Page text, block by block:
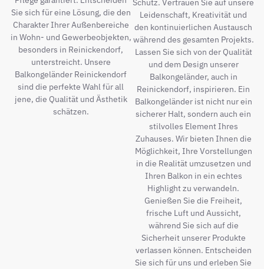
Sie sich für eine Lösung, die den
Charakter Ihrer Außenbereiche
in Wohn- und Gewerbeobjekten,
besonders in Reinickendorf,
unterstreicht. Unsere
Balkongeländer Reinickendorf
sind die perfekte Wahl für all
jene, die Qualität und Ästhetik
schätzen.
Schutz. Vertrauen Sie auf unsere
Leidenschaft, Kreativität und
den kontinuierlichen Austausch
während des gesamten Projekts.
Lassen Sie sich von der Qualität
und dem Design unserer
Balkongeländer, auch in
Reinickendorf, inspirieren. Ein
Balkongeländer ist nicht nur ein
sicherer Halt, sondern auch ein
stilvolles Element Ihres
Zuhauses. Wir bieten Ihnen die
Möglichkeit, Ihre Vorstellungen
in die Realität umzusetzen und
Ihren Balkon in ein echtes
Highlight zu verwandeln.
Genießen Sie die Freiheit,
frische Luft und Aussicht,
während Sie sich auf die
Sicherheit unserer Produkte
verlassen können. Entscheiden
Sie sich für uns und erleben Sie